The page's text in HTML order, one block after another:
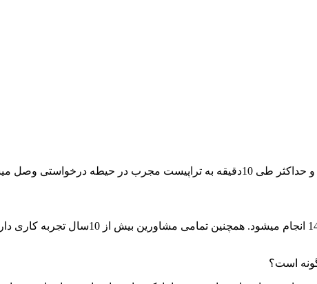
درخواستی وصل میشوید.
است؟